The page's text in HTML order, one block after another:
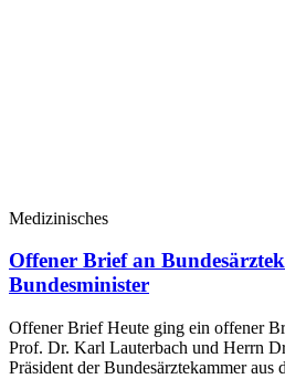
Medizinisches
Offener Brief an
Bundesminister
Offener Brief Heute ging ein offener
Prof. Dr. Karl Lauterbach und Herrn
Präsident der Bundesärztekammer aus